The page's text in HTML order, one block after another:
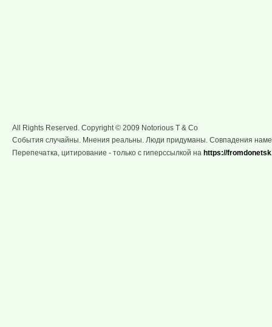
All Rights Reserved. Copyright © 2009 Notorious T & Co
События случайны. Мнения реальны. Люди придуманы. Совпадения
Перепечатка, цитирование - только с гиперссылкой на https://